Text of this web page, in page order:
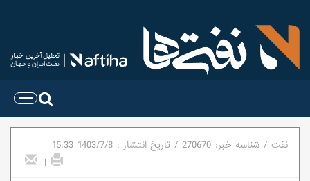
نفت / شناسه خبر: 270670
/ تاریخ انتشار : 1403/7/8
15:33
|